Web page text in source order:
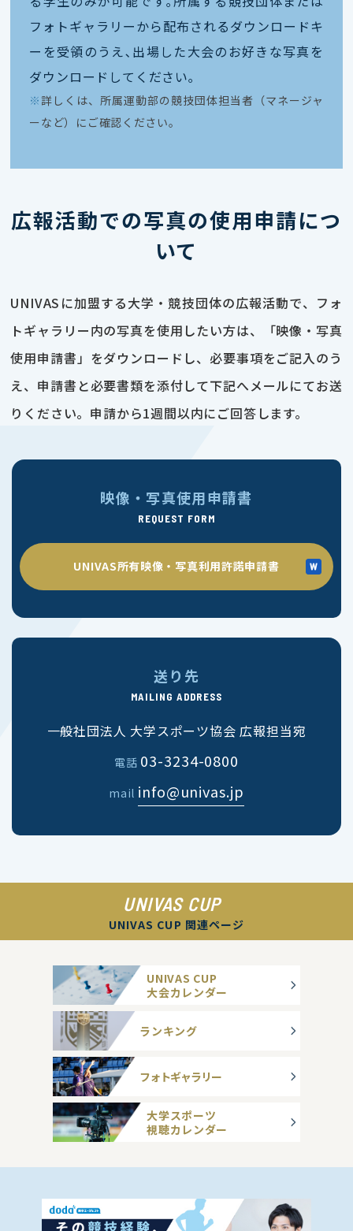
フォトギャラリーから配布されるダウンロードキ
ーを受領のうえ､出場した大会のお好きな写真を
ダウンロードしてください｡
※ 詳しくは、所属運動部の競技団体担当者（マネージャ
ーなど）にご確認ください。
広報活動での写真の使用申請につ
いて
UNIVASに加盟する大学・競技団体の広報活動で、フォ
トギャラリー内の写真を使用したい方は、「映像・写真
使用申請書」をダウンロードし、必要事項をご記入のう
え、申請書と必要書類を添付して下記へメールにてお送
りください。申請から1週間以内にご回答します。
映像・写真使用申請書
REQUEST FORM
UNIVAS所有映像・写真利用許諾申請書
送り先
MAILING ADDRESS
一般社団法人 大学スポーツ協会 広報担当宛
電話 03-3234-0800
mail info@univas.jp
UNIVAS CUP
UNIVAS CUP 関連ページ
UNIVAS CUP
大会カレンダー
ランキング
フォトギャラリー
大学スポーツ
視聴カレンダー